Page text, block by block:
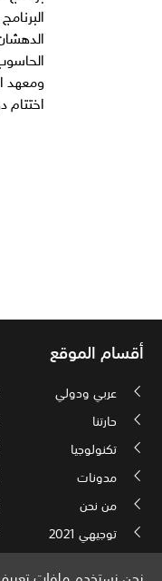
اختتام
أقسام الموقع
عربي ودولي
حارتنا
تكنولوجيا
مدونات
من نحن
توجيهي 2021